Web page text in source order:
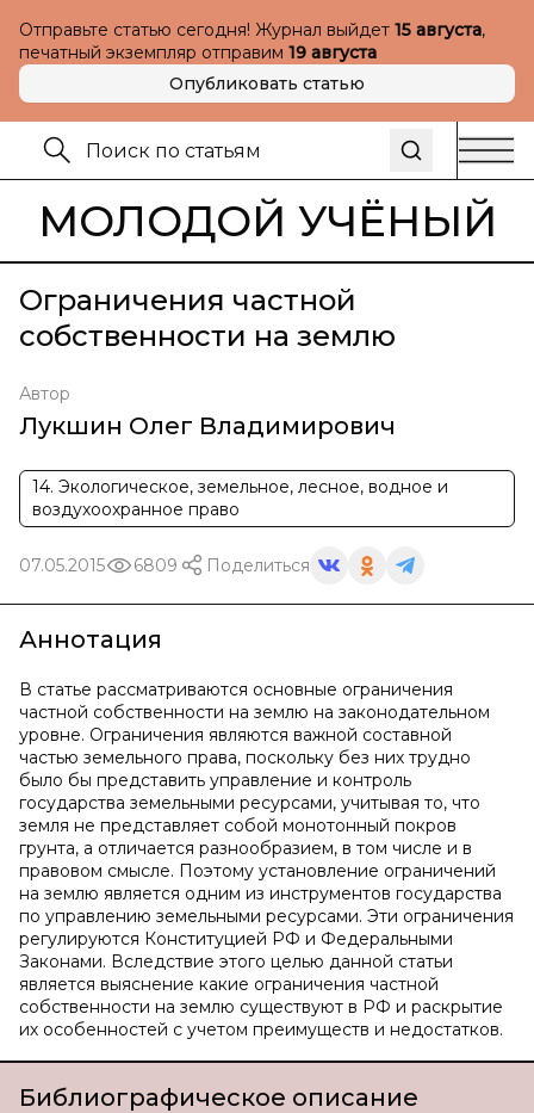
Отправьте статью сегодня! Журнал выйдет 15 августа,
печатный экземпляр отправим 19 августа
Опубликовать статью
МОЛОДОЙ УЧЁНЫЙ
Ограничения частной
собственности на землю
Автор
Лукшин Олег Владимирович
14. Экологическое, земельное, лесное, водное и
воздухоохранное право
07.05.2015 6809 Поделиться
Аннотация
В статье рассматриваются основные ограничения
частной собственности на землю на законодательном
уровне. Ограничения являются важной составной
частью земельного права, поскольку без них трудно
было бы представить управление и контроль
государства земельными ресурсами, учитывая то, что
земля не представляет собой монотонный покров
грунта, а отличается разнообразием, в том числе и в
правовом смысле. Поэтому установление ограничений
на землю является одним из инструментов государства
по управлению земельными ресурсами. Эти ограничения
регулируются Конституцией РФ и Федеральными
Законами. Вследствие этого целью данной статьи
является выяснение какие ограничения частной
собственности на землю существуют в РФ и раскрытие
их особенностей с учетом преимуществ и недостатков.
Библиографическое описание